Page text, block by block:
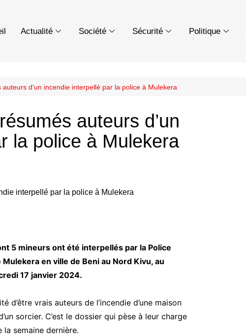
Actualité Société Sécurité Politique
d’un incendie interpellé par la police à Mulekera
auteurs d’un
la police à Mulekera
5 mineurs ont été interpellés par la Police
en ville de Beni au Nord Kivu, au
17 janvier 2024.
vrais auteurs de l’incendie d’une maison
sorcier. C’est le dossier qui pèse à leur charge
la semaine dernière.